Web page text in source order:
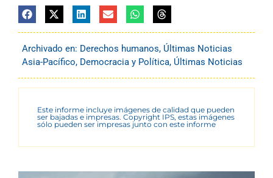
Archivado en: Derechos humanos, Últimas Noticias
Asia-Pacífico, Democracia y Política, Últimas Noticias
Este informe incluye imágenes de calidad que pueden
ser bajadas e impresas. Copyright IPS, estas imágenes
sólo pueden ser impresas junto con este informe